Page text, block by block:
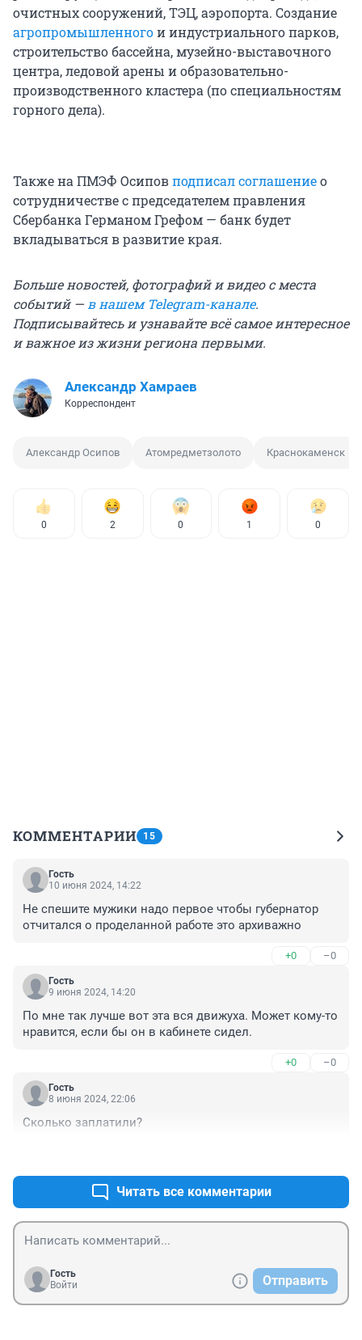
очистных сооружений, ТЭЦ, аэропорта. Создание
агропромышленногои индустриального парков,
строительство бассейна, музейно-выставочного
центра, ледовой арены и образовательно-
производственного кластера (по специальностям
горного дела).
Также на ПМЭФ Осиповподписал соглашениео
сотрудничестве с председателем правления
Сбербанка Германом Грефом — банк будет
вкладываться в развитие края.
Больше новостей, фотографий и видео с места
событий — в нашем Telegram-канале.
Подписывайтесь и узнавайте всё самое интересное
и важное из жизни региона первыми.
Александр Хамраев
Корреспондент
Александр Осипов Атомредметзолото Краснокаменск
0 2 0 1 0
КОММЕНТАРИИ 15
Гость
10 июня 2024, 14:22
Не спешите мужики надо первое чтобы губернатор
отчитался о проделанной работе это архиважно
+0 –0
Гость
9 июня 2024, 14:20
По мне так лучше вот эта вся движуха. Может кому-то
нравится, если бы он в кабинете сидел.
+0 –0
Гость
8 июня 2024, 22:06
Сколько заплатили?
Читать все комментарии
Гость
Войти
Отправить